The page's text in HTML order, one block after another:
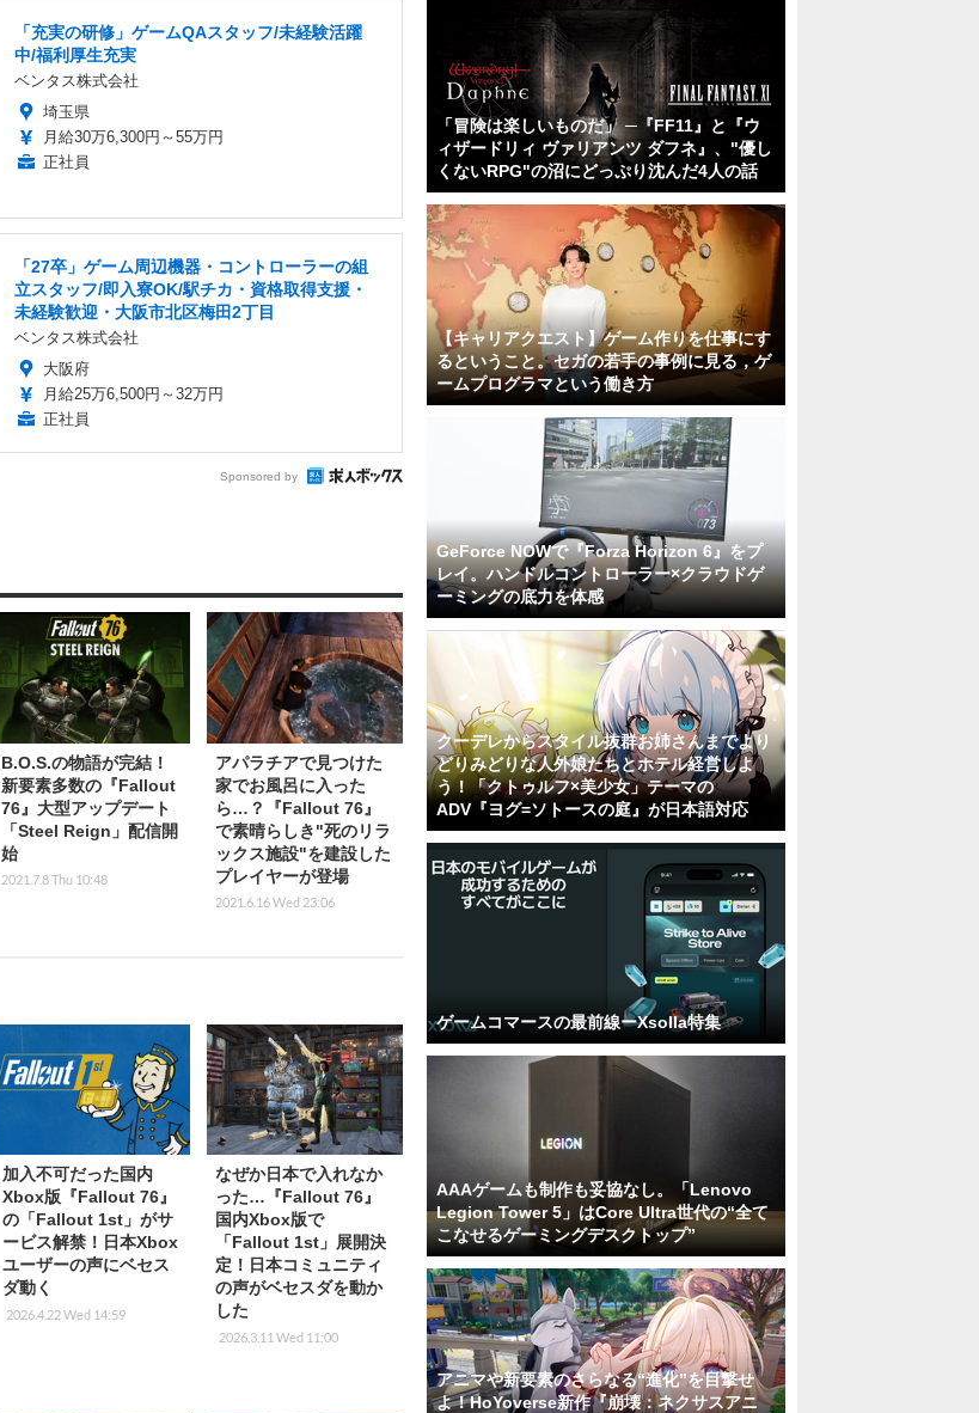
「充実の研修」ゲームQAスタッフ/未経験活躍
中/福利厚生充実
ベンタス株式会社
埼玉県
月給30万6,300円～55万円
正社員
「27卒」ゲーム周辺機器・コントローラーの組
立スタッフ/即入寮OK/駅チカ・資格取得支援・
未経験歓迎・大阪市北区梅田2丁目
ベンタス株式会社
大阪府
月給25万6,500円～32万円
正社員
Sponsored by
B.O.S.の物語が完結！
新要素多数の『Fallout
76』大型アップデート
「Steel Reign」配信開
始
2021.7.8 Thu 10:48
アパラチアで見つけた
家でお風呂に入った
ら…？『Fallout 76』
で素晴らしき"死のリラ
ックス施設"を建設した
プレイヤーが登場
2021.6.16 Wed 23:06
加入不可だった国内
Xbox版『Fallout 76』
の「Fallout 1st」がサ
ービス解禁！日本Xbox
ユーザーの声にベセス
ダ動く
2026.4.22 Wed 14:59
なぜか日本で入れなか
った…『Fallout 76』
国内Xbox版で
「Fallout 1st」展開決
定！日本コミュニティ
の声がベセスダを動か
した
2026.3.11 Wed 11:00
「冒険は楽しいものだ」 ─『FF11』と『ウ
ィザードリィ ヴァリアンツ ダフネ』、"優し
くないRPG"の沼にどっぷり沈んだ4人の話
【キャリアクエスト】ゲーム作りを仕事にす
るということ。セガの若手の事例に見る，ゲ
ームプログラマという働き方
GeForce NOWで『Forza Horizon 6』をプ
レイ。ハンドルコントローラー×クラウドゲ
ーミングの底力を体感
クーデレからスタイル抜群お姉さんまでより
どりみどりな人外娘たちとホテル経営しよ
う！「クトゥルフ×美少女」テーマの
ADV『ヨグ=ソトースの庭』が日本語対応
ゲームコマースの最前線ーXsolla特集
AAAゲームも制作も妥協なし。「Lenovo
Legion Tower 5」はCore Ultra世代の“全て
こなせるゲーミングデスクトップ”
アニマや新要素のさらなる“進化”を目撃せ
よ！HoYoverse新作『崩壊：ネクサスアニ